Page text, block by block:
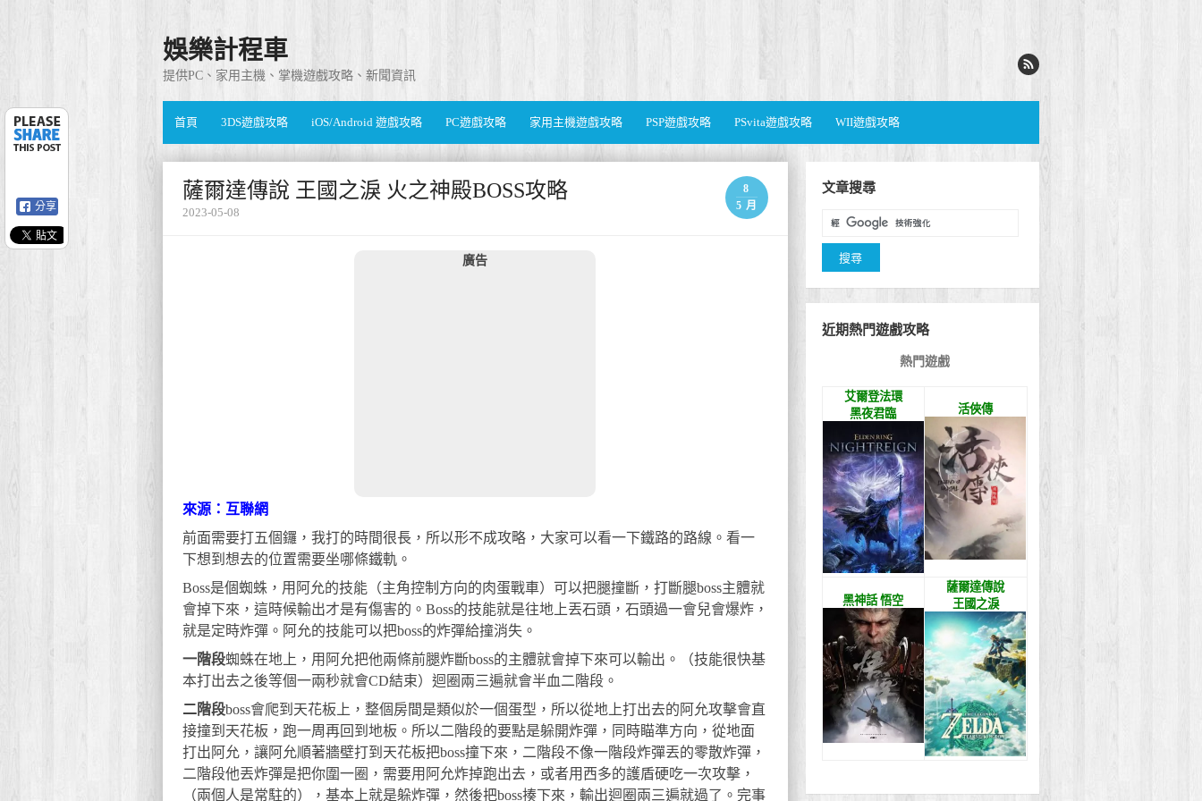
娛樂計程車
提供PC、家用主機、掌機遊戲攻略、新聞資訊
首頁 3DS遊戲攻略 iOS/Android 遊戲攻略 PC遊戲攻略 家用主機遊戲攻略 PSP遊戲攻略 PSvita遊戲攻略 WII遊戲攻略
薩爾達傳說 王國之淚 火之神殿BOSS攻略
8
5 月
2023-05-08
廣告
來源：互聯網
前面需要打五個鑼，我打的時間很長，所以形不成攻略，大家可以看一下鐵路的路線。看一
下想到想去的位置需要坐哪條鐵軌。
Boss是個蜘蛛，用阿允的技能（主角控制方向的肉蛋戰車）可以把腿撞斷，打斷腿boss主體就
會掉下來，這時候輸出才是有傷害的。Boss的技能就是往地上丟石頭，石頭過一會兒會爆炸，
就是定時炸彈。阿允的技能可以把boss的炸彈給撞消失。
一階段蜘蛛在地上，用阿允把他兩條前腿炸斷boss的主體就會掉下來可以輸出。（技能很快基
本打出去之後等個一兩秒就會CD結束）迴圈兩三遍就會半血二階段。
二階段boss會爬到天花板上，整個房間是類似於一個蛋型，所以從地上打出去的阿允攻擊會直
接撞到天花板，跑一周再回到地板。所以二階段的要點是躲開炸彈，同時瞄準方向，從地面
打出阿允，讓阿允順著牆壁打到天花板把boss撞下來，二階段不像一階段炸彈丟的零散炸彈，
二階段他丟炸彈是把你圍一圈，需要用阿允炸掉跑出去，或者用西多的護盾硬吃一次攻擊，
（兩個人是常駐的），基本上就是躲炸彈，然後把boss揍下來，輸出迴圈兩三遍就過了。完事
文章搜尋
近期熱門遊戲攻略
熱門遊戲
艾爾登法環
黑夜君臨
活俠傳
黑神話 悟空
薩爾達傳說
王國之淚
分享